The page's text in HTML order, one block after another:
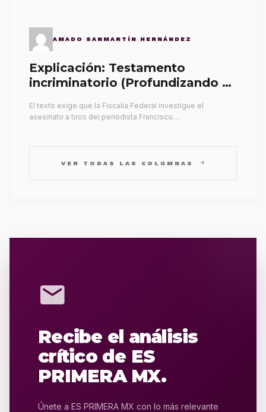
AMADO SANMARTÍN HERNÁNDEZ
Explicación: Testamento
incriminatorio (Profundizando su
El texto exige que la Fiscalía Federal investigue el
asesinato a tiros del periodista Francisco…
VER TODAS LAS COLUMNAS arrow_forward
mail
Recibe el análisis
crítico de ES
PRIMERA MX.
Únete a ES PRIMERA MX con lo más relevante